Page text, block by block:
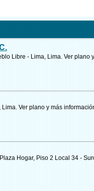
Libre - Lima, Lima. Ver plano y
Lima. Ver plano y más
Hogar, Piso 2 Local 34 -